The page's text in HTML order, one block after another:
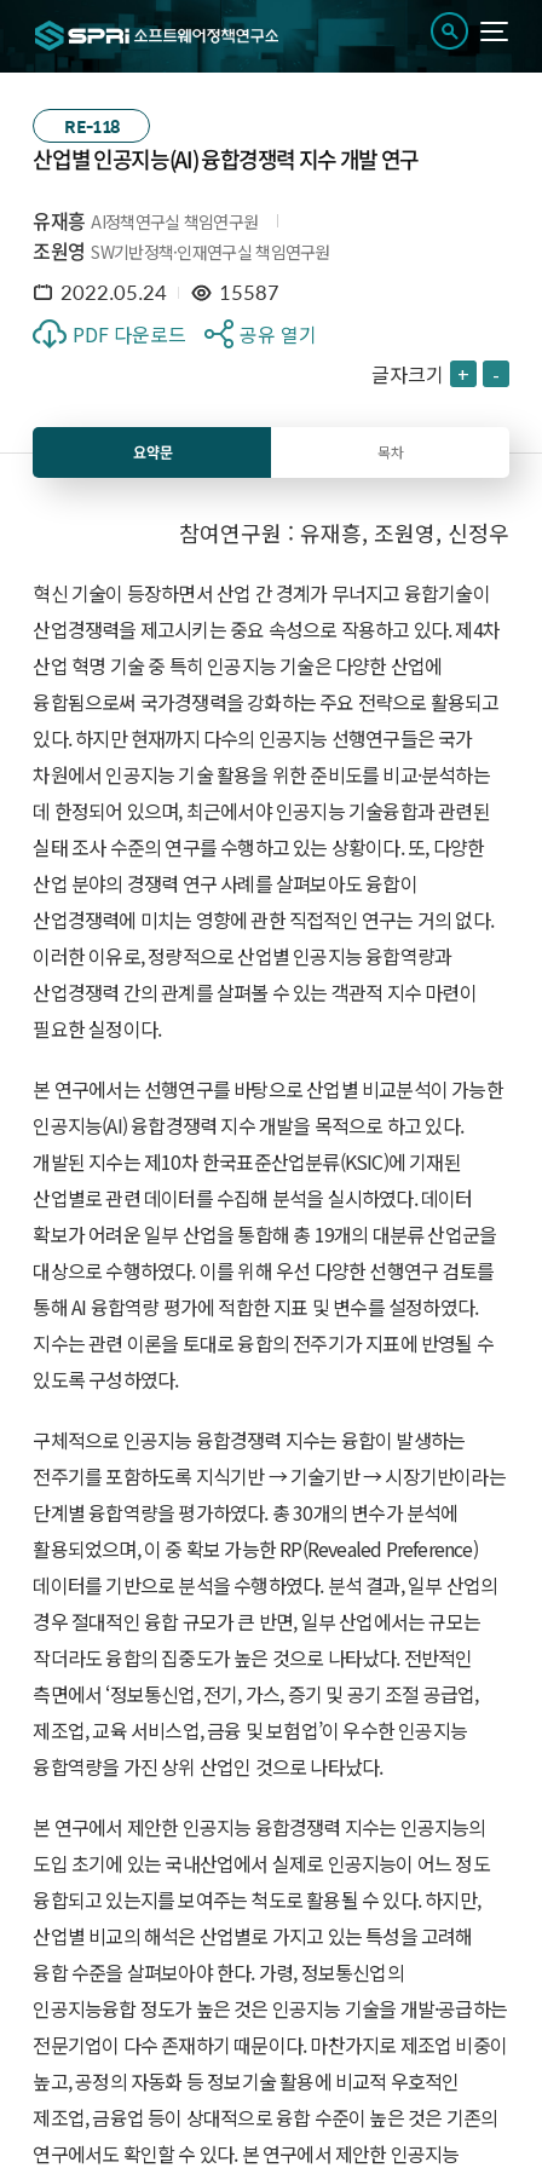
RE-118
산업별 인공지능(AI) 융합경쟁력 지수 개발 연구
유재흥 AI정책연구실 책임연구원
조원영 SW기반정책·인재연구실 책임연구원
2022.05.24 15587
PDF 다운로드
공유 열기
글자크기 + -
요약문 목차
참여연구원 : 유재흥, 조원영, 신정우
혁신 기술이 등장하면서 산업 간 경계가 무너지고 융합기술이
산업경쟁력을 제고시키는 중요 속성으로 작용하고 있다. 제4차
산업 혁명 기술 중 특히 인공지능 기술은 다양한 산업에
융합됨으로써 국가경쟁력을 강화하는 주요 전략으로 활용되고
있다. 하지만 현재까지 다수의 인공지능 선행연구들은 국가
차원에서 인공지능 기술 활용을 위한 준비도를 비교·분석하는
데 한정되어 있으며, 최근에서야 인공지능 기술융합과 관련된
실태 조사 수준의 연구를 수행하고 있는 상황이다. 또, 다양한
산업 분야의 경쟁력 연구 사례를 살펴보아도 융합이
산업경쟁력에 미치는 영향에 관한 직접적인 연구는 거의 없다.
이러한 이유로, 정량적으로 산업별 인공지능 융합역량과
산업경쟁력 간의 관계를 살펴볼 수 있는 객관적 지수 마련이
필요한 실정이다.
본 연구에서는 선행연구를 바탕으로 산업별 비교분석이 가능한
인공지능(AI) 융합경쟁력 지수 개발을 목적으로 하고 있다.
개발된 지수는 제10차 한국표준산업분류(KSIC)에 기재된
산업별로 관련 데이터를 수집해 분석을 실시하였다. 데이터
확보가 어려운 일부 산업을 통합해 총 19개의 대분류 산업군을
대상으로 수행하였다. 이를 위해 우선 다양한 선행연구 검토를
통해 AI 융합역량 평가에 적합한 지표 및 변수를 설정하였다.
지수는 관련 이론을 토대로 융합의 전주기가 지표에 반영될 수
있도록 구성하였다.
구체적으로 인공지능 융합경쟁력 지수는 융합이 발생하는
전주기를 포함하도록 지식기반 → 기술기반 → 시장기반이라는
단계별 융합역량을 평가하였다. 총 30개의 변수가 분석에
활용되었으며, 이 중 확보 가능한 RP(Revealed Preference)
데이터를 기반으로 분석을 수행하였다. 분석 결과, 일부 산업의
경우 절대적인 융합 규모가 큰 반면, 일부 산업에서는 규모는
작더라도 융합의 집중도가 높은 것으로 나타났다. 전반적인
측면에서 ‘정보통신업, 전기, 가스, 증기 및 공기 조절 공급업,
제조업, 교육 서비스업, 금융 및 보험업’이 우수한 인공지능
융합역량을 가진 상위 산업인 것으로 나타났다.
본 연구에서 제안한 인공지능 융합경쟁력 지수는 인공지능의
도입 초기에 있는 국내산업에서 실제로 인공지능이 어느 정도
융합되고 있는지를 보여주는 척도로 활용될 수 있다. 하지만,
산업별 비교의 해석은 산업별로 가지고 있는 특성을 고려해
융합 수준을 살펴보아야 한다. 가령, 정보통신업의
인공지능융합 정도가 높은 것은 인공지능 기술을 개발·공급하는
전문기업이 다수 존재하기 때문이다. 마찬가지로 제조업 비중이
높고, 공정의 자동화 등 정보기술 활용에 비교적 우호적인
제조업, 금융업 등이 상대적으로 융합 수준이 높은 것은 기존의
연구에서도 확인할 수 있다. 본 연구에서 제안한 인공지능